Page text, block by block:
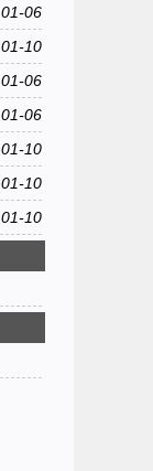
01-06
01-10
01-06
01-06
01-10
01-10
01-10